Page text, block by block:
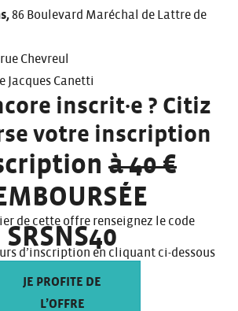
86 Boulevard Maréchal de Lattre de
Chevreul
Jacques Canetti
inscrit·e ? Citiz
votre inscription
à 40 €
de cette offre renseignez le code
SRSNS40
d’inscription en cliquant ci-dessous
JE PROFITE DE
L’OFFRE